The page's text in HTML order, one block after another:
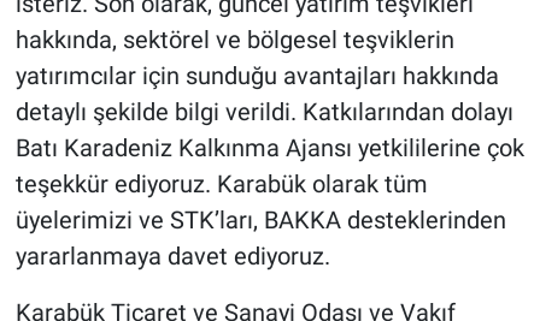
hakkında, sektörel ve bölgesel teşviklerin
yatırımcılar için sunduğu avantajları hakkında
detaylı şekilde bilgi verildi. Katkılarından dolayı
Batı Karadeniz Kalkınma Ajansı yetkililerine çok
teşekkür ediyoruz. Karabük olarak tüm
üyelerimizi ve STK’ları, BAKKA desteklerinden
yararlanmaya davet ediyoruz.
Karabük Ticaret ve Sanayi Odası ve Vakıf